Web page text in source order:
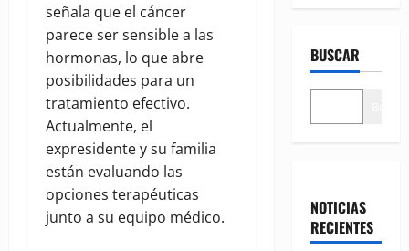
señala que el cáncer
parece ser sensible a las
hormonas, lo que abre
posibilidades para un
tratamiento efectivo.
Actualmente, el
expresidente y su familia
están evaluando las
opciones terapéuticas
junto a su equipo médico.
BUSCAR
NOTICIAS
RECIENTES